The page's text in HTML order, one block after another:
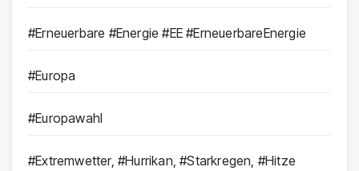
#Erneuerbare #Energie #EE #ErneuerbareEnergie
#Europa
#Europawahl
#Extremwetter, #Hurrikan, #Starkregen, #Hitze